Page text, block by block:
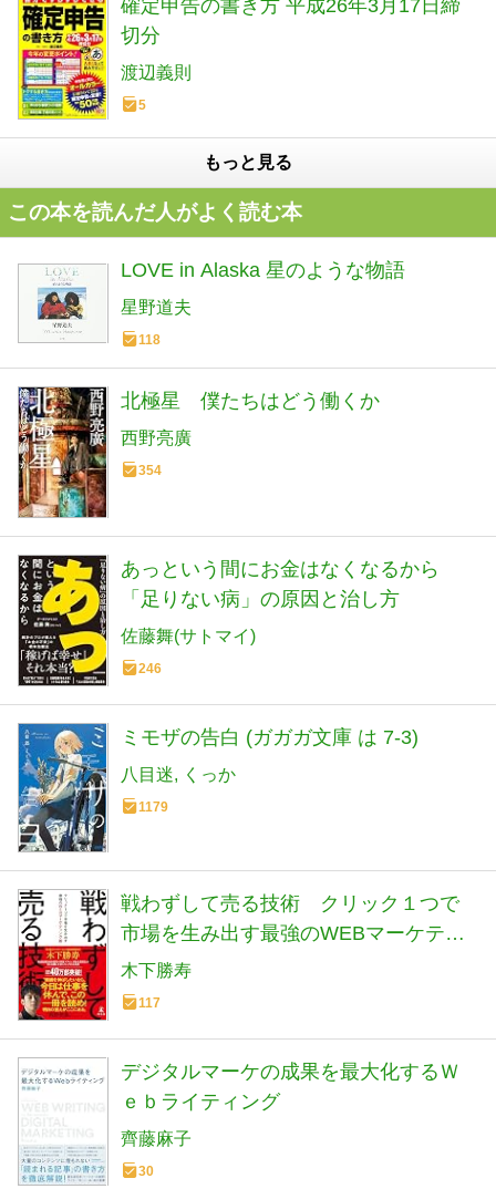
確定申告の書き方 平成26年3月17日締
切分
渡辺義則
5
もっと見る
この本を読んだ人がよく読む本
LOVE in Alaska 星のような物語
星野道夫
118
北極星 僕たちはどう働くか
西野亮廣
354
あっという間にお金はなくなるから
「足りない病」の原因と治し方
佐藤舞(サトマイ)
246
ミモザの告白 (ガガガ文庫 は 7-3)
八目迷 くっか
1179
戦わずして売る技術 クリック１つで
市場を生み出す最強のWEBマーケティ
ング術
木下勝寿
117
デジタルマーケの成果を最大化するＷ
ｅｂライティング
齊藤麻子
30